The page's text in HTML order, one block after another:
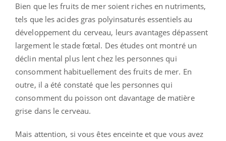
Bien que les fruits de mer soient riches en nutriments,
tels que les acides gras polyinsaturés essentiels au
développement du cerveau, leurs avantages dépassent
largement le stade fœtal. Des études ont montré un
déclin mental plus lent chez les personnes qui
consomment habituellement des fruits de mer. En
outre, il a été constaté que les personnes qui
consomment du poisson ont davantage de matière
grise dans le cerveau.
Mais attention, si vous êtes enceinte et que vous avez